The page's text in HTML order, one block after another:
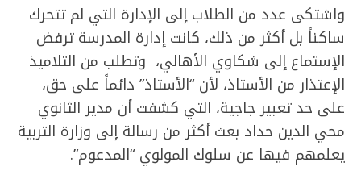
واشتكى عدد من الطلاب إلى الإدارة التي لم تتحرك
ساكناً بل أكثر من ذلك، كانت إدارة المدرسة ترفض
الإستماع إلى شكاوي الأهالي، وتطلب من التلاميذ
الإعتذار من الأستاذ، لأن “الأستاذ” دائماً على حق،
على حد تعبير جاجية، التي كشفت أن مدير الثانوي
محي الدين حداد بعث أكثر من رسالة إلى وزارة التربية
يعلمهم فيها عن سلوك المولوي “المدعوم”.